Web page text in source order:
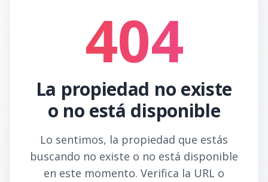
404
La propiedad no existe
o no está disponible
Lo sentimos, la propiedad que estás
buscando no existe o no está disponible
en este momento. Verifica la URL o